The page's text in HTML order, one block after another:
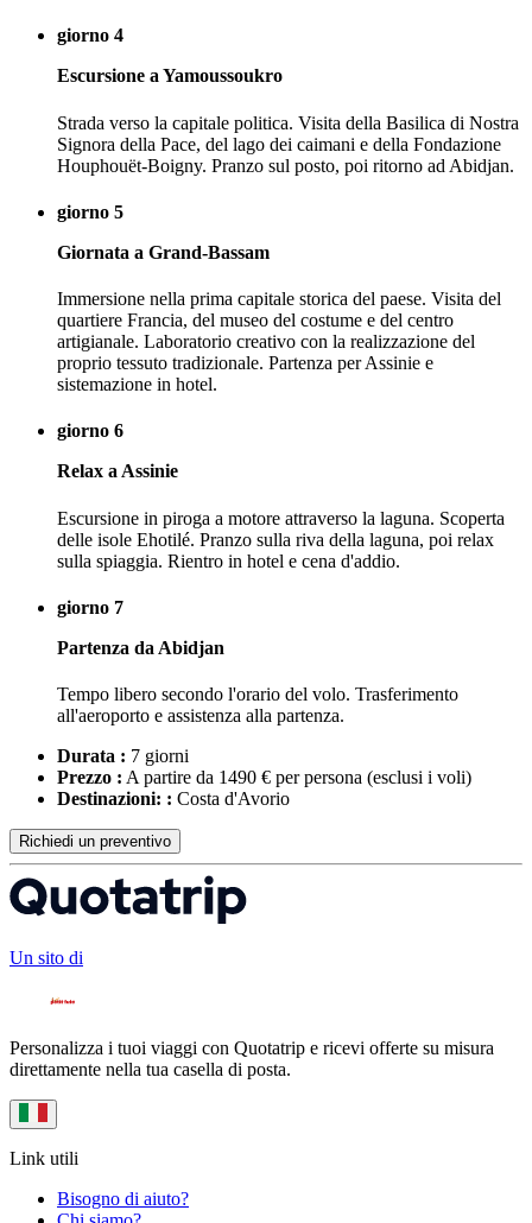
giorno 4
Escursione a Yamoussoukro
Strada verso la capitale politica. Visita della Basilica di Nostra
Signora della Pace, del lago dei caimani e della Fondazione
Houphouët-Boigny. Pranzo sul posto, poi ritorno ad Abidjan.
giorno 5
Giornata a Grand-Bassam
Immersione nella prima capitale storica del paese. Visita del
quartiere Francia, del museo del costume e del centro
artigianale. Laboratorio creativo con la realizzazione del
proprio tessuto tradizionale. Partenza per Assinie e
sistemazione in hotel.
giorno 6
Relax a Assinie
Escursione in piroga a motore attraverso la laguna. Scoperta
delle isole Ehotilé. Pranzo sulla riva della laguna, poi relax
sulla spiaggia. Rientro in hotel e cena d'addio.
giorno 7
Partenza da Abidjan
Tempo libero secondo l'orario del volo. Trasferimento
all'aeroporto e assistenza alla partenza.
Durata : 7 giorni
Prezzo : A partire da 1490 € per persona (esclusi i voli)
Destinazioni: : Costa d'Avorio
Richiedi un preventivo
Un sito di
Personalizza i tuoi viaggi con Quotatrip e ricevi offerte su misura
direttamente nella tua casella di posta.
Link utili
Bisogno di aiuto?